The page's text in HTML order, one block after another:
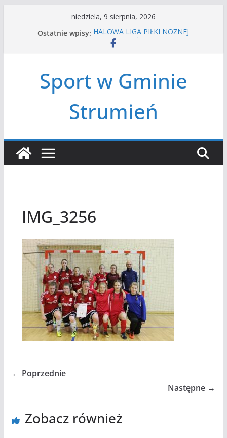
niedziela, 9 sierpnia, 2026
Ostatnie wpisy: HALOWA LIGA PIŁKI NOŻNEJ
LATO W MIEŚCIE’2026
Czwórbój lekkoatletyczny
Sport w Gminie
Strumień
IMG_3256
← Poprzednie
Następne →
Zobacz również